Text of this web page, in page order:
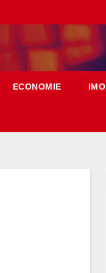
ECONOMIE